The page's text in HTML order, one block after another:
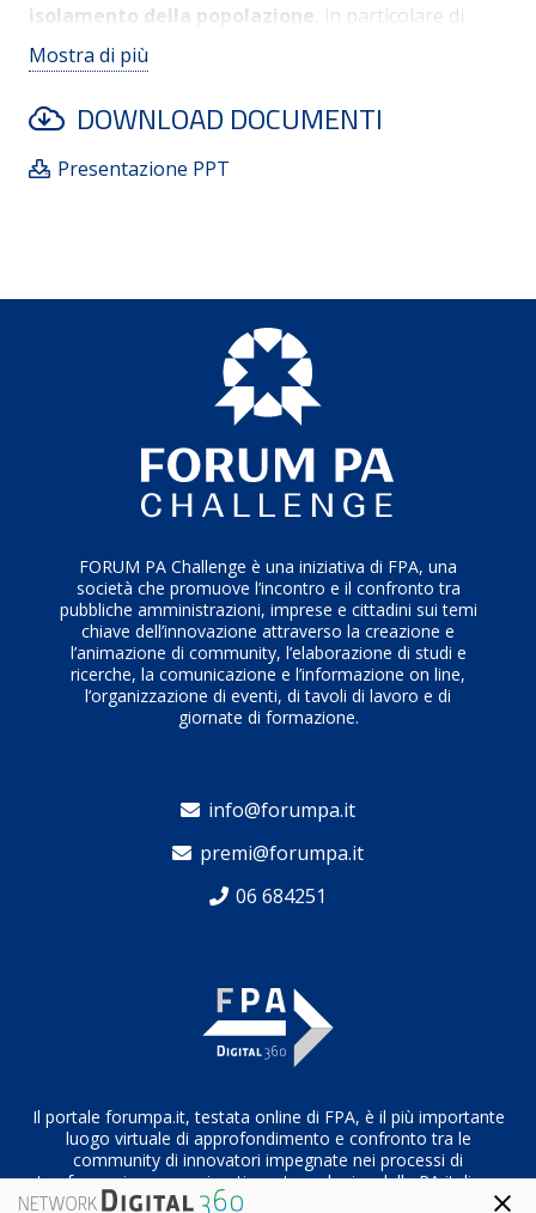
isolamento della popolazione , in particolare di
quella giovanile, di quella straniera e quella più
anziana. Altrettanto importante è l’
dell’alfabetizzazione digitale , in quanto si
riscontra un’insufficiente consapevolezza nell’uso del
digitale per accedere sia a servizi di qualità (di tipo
queste le fasce di popolazione che incontrano le
Mostra di più
DOWNLOAD DOCUMENTI
Presentazione PPT
FORUM PA Challenge è una iniziativa di FPA, una
società che promuove l’incontro e il confronto tra
pubbliche amministrazioni, imprese e cittadini sui temi
chiave dell’innovazione attraverso la creazione e
l’animazione di community, l’elaborazione di studi e
ricerche, la comunicazione e l’informazione on line,
l’organizzazione di eventi, di tavoli di lavoro e di
giornate di formazione.
info@forumpa.it
premi@forumpa.it
06 684251
Il portale forumpa.it, testata online di FPA, è il più importante
luogo virtuale di approfondimento e confronto tra le
community di innovatori impegnate nei processi di
trasformazione organizzativa e tecnologica della PA italiana